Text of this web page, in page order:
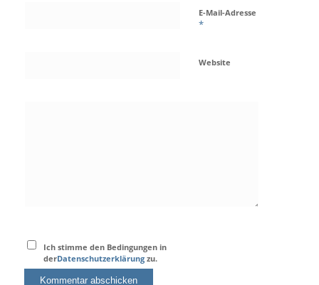
E-Mail-Adresse
*
Website
Ich stimme den Bedingungen in
derDatenschutzerklärung zu.